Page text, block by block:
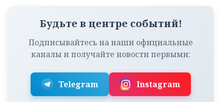
Будьте в центре событий!
Подписывайтесь на наши официальные
каналы и получайте новости первыми:
Telegram Instagram